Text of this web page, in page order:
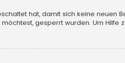
hat, damit sich keine neuen
gesperrt wurden. Um Hilfe